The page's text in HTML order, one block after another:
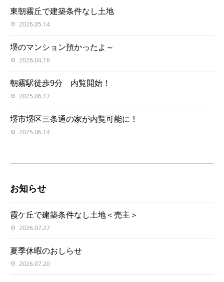
東朝霧丘で建築条件なし土地
2026.05.14
堺のマンション預かったよ～
2026.04.16
朝霧駅徒歩9分 内覧開始！
2025.06.17
堺市堺区三条通の家が内覧可能に！
2025.06.14
お知らせ
霞ケ丘で建築条件なし土地＜売主＞
2026.07.27
夏季休暇のおしらせ
2026.07.20